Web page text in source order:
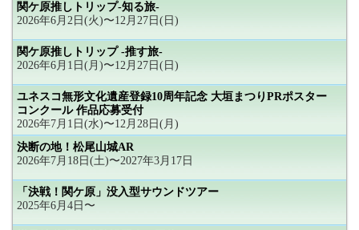
関ケ原推しトリップ-知る旅-
2026年6月2日(火)〜12月27日(日)
関ケ原推しトリップ -推す旅-
2026年6月1日(月)〜12月27日(日)
ユネスコ無形文化遺産登録10周年記念 大垣まつりPRポスター
コンクール 作品応募受付
2026年7月1日(水)〜12月28日(月)
決断の地！松尾山城AR
2026年7月18日(土)〜2027年3月17日
「決戦！関ケ原」没入型サウンドツアー
2025年6月4日〜